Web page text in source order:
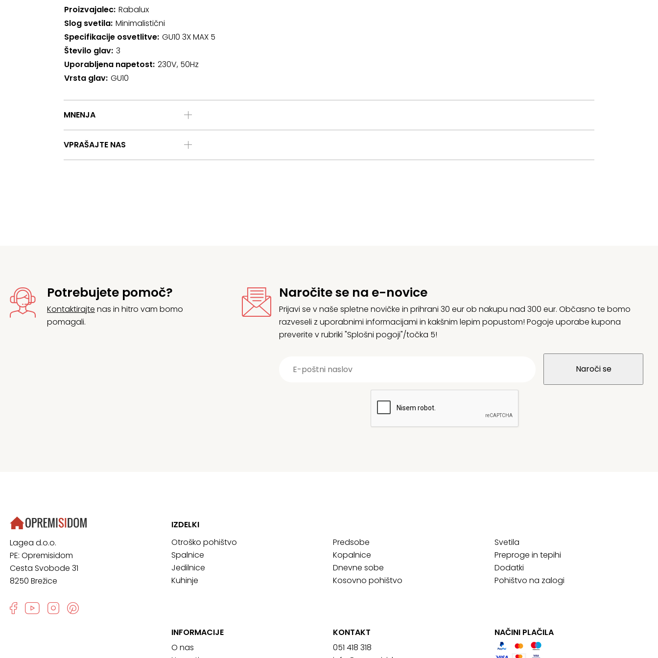
Proizvajalec Rabalux
Slog svetila Minimalistični
Specifikacije osvetlitve GU10 3X MAX 5
Število glav 3
Uporabljena napetost 230V, 50Hz
Vrsta glav GU10
MNENJA
VPRAŠAJTE NAS
Potrebujete pomoč?
Kontaktirajte nas in hitro vam bomo
pomagali.
Naročite se na e-novice
Prijavi se v naše spletne novičke in prihrani 30 eur ob nakupu nad 300 eur. Občasno te bomo
razveseli z uporabnimi informacijami in kakšnim lepim popustom! Pogoje uporabe kupona
preverite v rubriki "Splošni pogoji"/točka 5!
Lagea d.o.o.
PE: Opremisidom
Cesta Svobode 31
8250 Brežice
IZDELKI
Otroško pohištvo
Spalnice
Jedilnice
Kuhinje
Predsobe
Kopalnice
Dnevne sobe
Kosovno pohištvo
Svetila
Preproge in tepihi
Dodatki
Pohištvo na zalogi
INFORMACIJE
O nas
KONTAKT
051 418 318
NAČINI PLAČILA